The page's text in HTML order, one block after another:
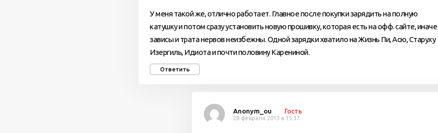
У меня такой же, отлично работает. Главное после покупки зарядить на полную
катушку и потом сразу установить новую прошивку, которая есть на офф. сайте, иначе
зависы и трата нервов неизбежны. Одной зарядки хватило на Жизнь Пи, Асю, Старуху
Изергиль, Идиота и почти половину Карениной.
Ответить
Anonym_ou Гость
28 февраля 2013 в 15:37